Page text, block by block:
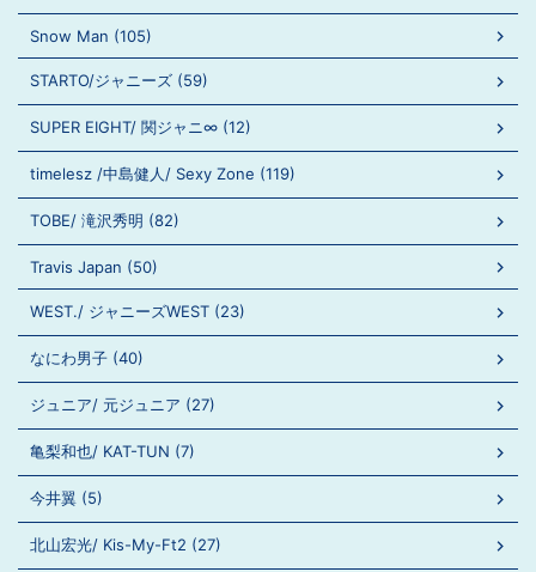
Snow Man (105)
STARTO/ジャニーズ (59)
SUPER EIGHT/ 関ジャニ∞ (12)
timelesz /中島健人/ Sexy Zone (119)
TOBE/ 滝沢秀明 (82)
Travis Japan (50)
WEST./ ジャニーズWEST (23)
なにわ男子 (40)
ジュニア/ 元ジュニア (27)
亀梨和也/ KAT-TUN (7)
今井翼 (5)
北山宏光/ Kis-My-Ft2 (27)